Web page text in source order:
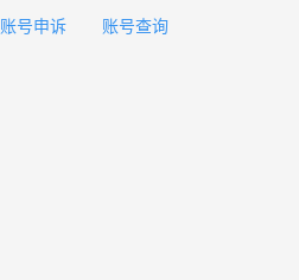
账号申诉 账号查询